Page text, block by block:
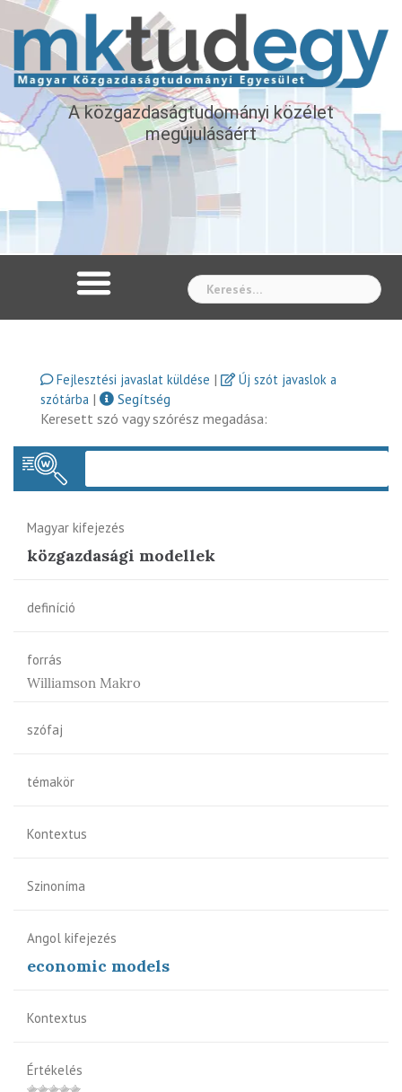
A közgazdaságtudományi közélet
megújulásáért
Fejlesztési javaslat küldése |
Új szót javaslok a
szótárba |
Segítség
Keresett szó vagy szórész megadása:
Magyar kifejezés
közgazdasági modellek
definíció
forrás
Williamson Makro
szófaj
témakör
Kontextus
Szinoníma
Angol kifejezés
economic models
Kontextus
Értékelés